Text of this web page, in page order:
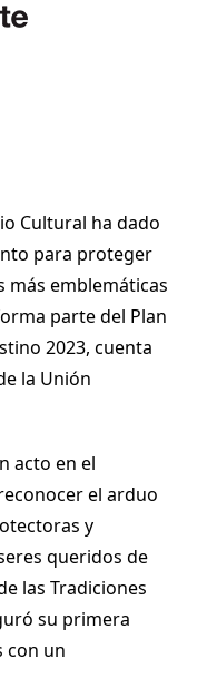
Cultural ha dado
para proteger
más emblemáticas
parte del Plan
2023, cuenta
la Unión
acto en el
el arduo
y
queridos de
las Tradiciones
su primera
con un